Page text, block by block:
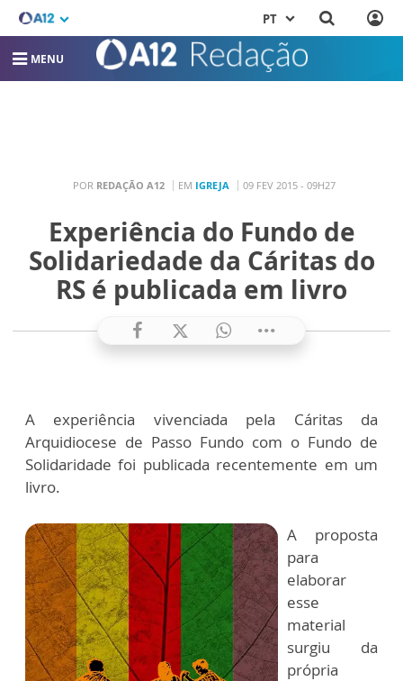
PT
MENU
POR REDAÇÃO A12 EM IGREJA 09 FEV 2015 - 09H27
Experiência do Fundo de
Solidariedade da Cáritas do
RS é publicada em livro
A experiência vivenciada pela Cáritas da
Arquidiocese de Passo Fundo com o Fundo de
Solidaridade foi publicada recentemente em um
livro.
A proposta
para
elaborar
esse
material
surgiu da
própria